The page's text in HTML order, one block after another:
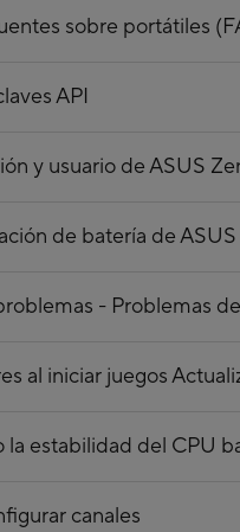
sobre portátiles
API
y usuario de ASUS
de batería de ASUS
- Problemas
al iniciar juegos
la estabilidad del CPU
canales